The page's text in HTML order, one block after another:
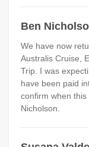
Ben
We have now
Australis Cruise,
Trip. I was
have been paid
confirm when
Nicholson.